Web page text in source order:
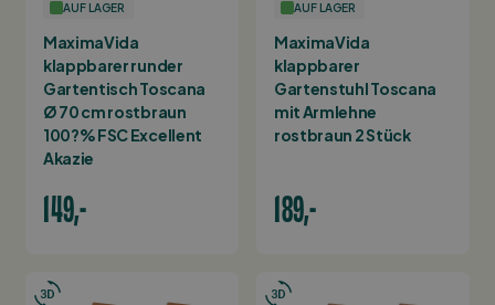
AUF LAGER
MaximaVida
klappbarer runder
Gartentisch Toscana
Ø 70 cm rostbraun
100?% FSC Excellent
Akazie
149,-
AUF LAGER
MaximaVida
klappbarer
Gartenstuhl Toscana
mit Armlehne
rostbraun 2 Stück
189,-